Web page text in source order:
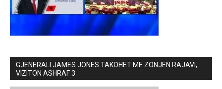
GJENERALI JAMES JONES TAKOHET ME ZONJËN RAJAVI,
VIZITON ASHRAF 3